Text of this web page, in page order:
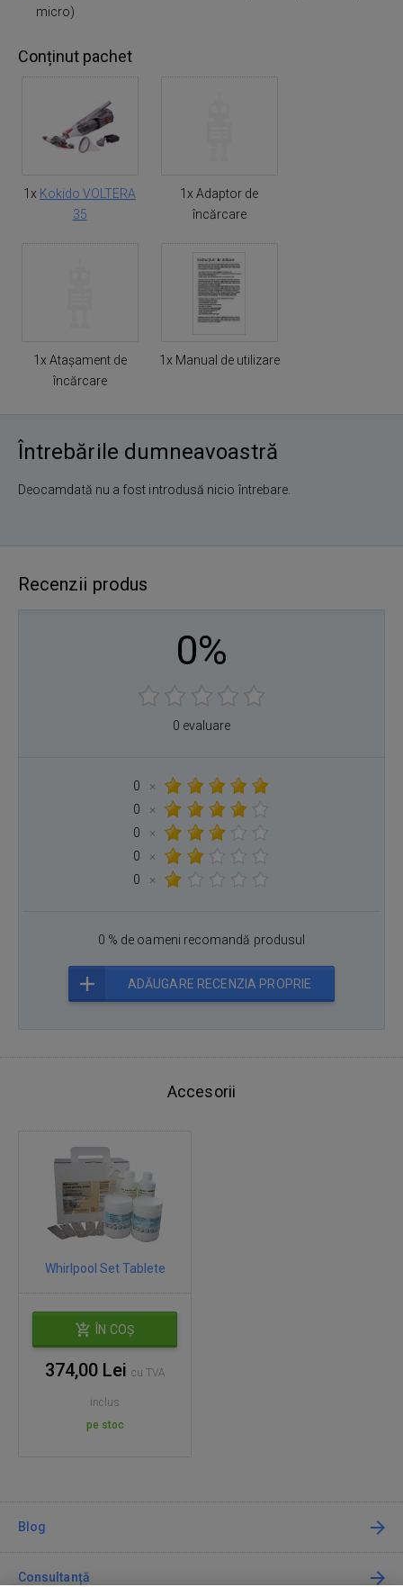
micro)
Conținut pachet
1x Kokido VOLTERA
35
1x Adaptor de
încărcare
1x Atașament de
încărcare
1x Manual de utilizare
Întrebările dumneavoastră
Deocamdată nu a fost introdusă nicio întrebare.
Recenzii produs
0%
0 evaluare
0
×
0
×
0
×
0
×
0
×
0 % de oameni recomandă produsul
ADĂUGARE RECENZIA PROPRIE
Accesorii
Whirlpool Set Tablete
ÎN COȘ
374,00 Lei cu TVA
inclus
pe stoc
Blog
Consultanță